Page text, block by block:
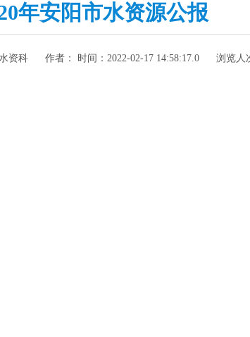
年安阳市水资源公报
资科 作者： 时间： 2022-02-17 14:58:17.0 浏览人